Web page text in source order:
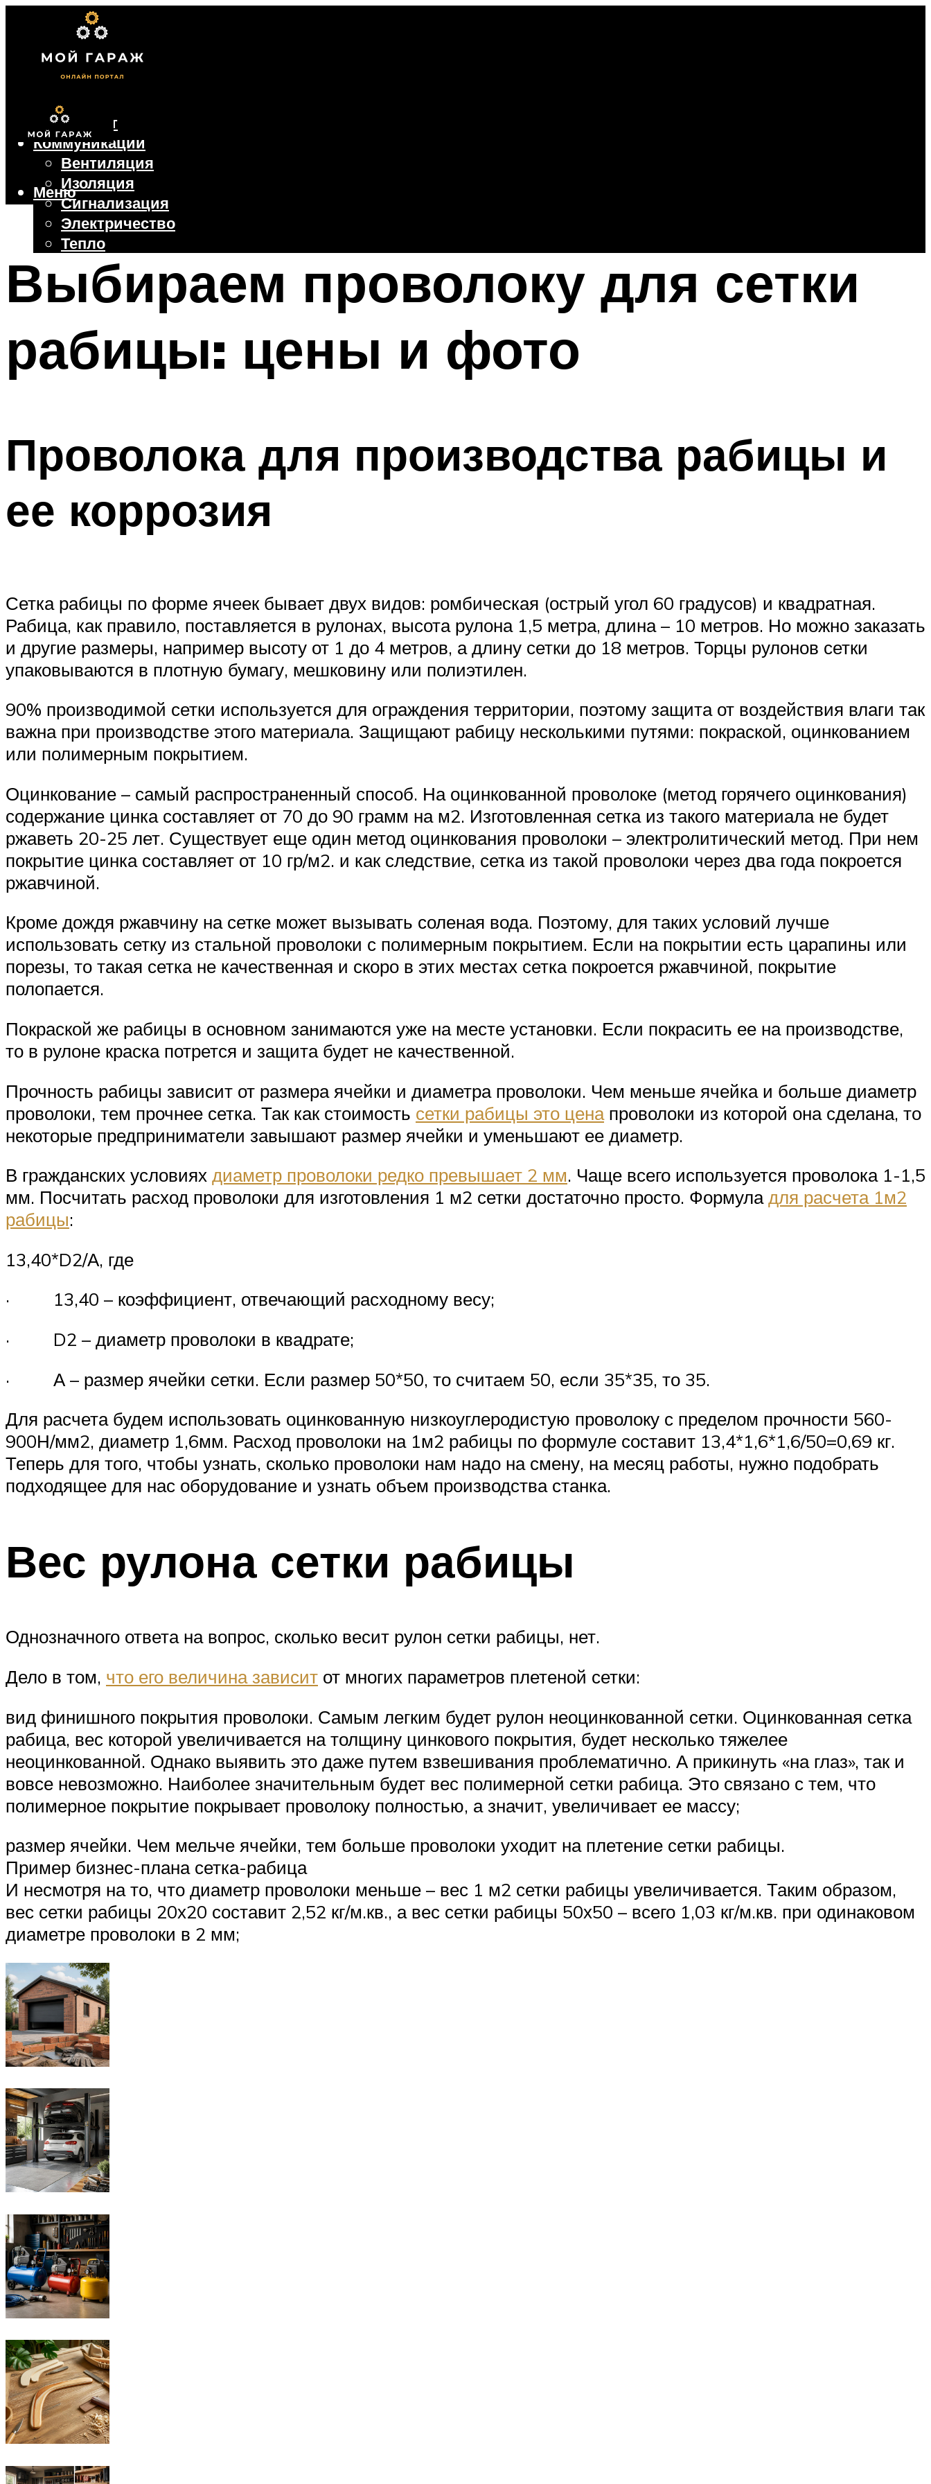
Фундамент
Коммуникации
Вентиляция
Изоляция
Сигнализация
Электричество
Тепло
Крыша
Ворота
Меню
Выбираем проволоку для сетки
рабицы: цены и фото
Проволока для производства рабицы и
ее коррозия
Сетка рабицы по форме ячеек бывает двух видов: ромбическая (острый угол 60 градусов) и квадратная.
Рабица, как правило, поставляется в рулонах, высота рулона 1,5 метра, длина – 10 метров. Но можно заказать
и другие размеры, например высоту от 1 до 4 метров, а длину сетки до 18 метров. Торцы рулонов сетки
упаковываются в плотную бумагу, мешковину или полиэтилен.
90% производимой сетки используется для ограждения территории, поэтому защита от воздействия влаги так
важна при производстве этого материала. Защищают рабицу несколькими путями: покраской, оцинкованием
или полимерным покрытием.
Оцинкование – самый распространенный способ. На оцинкованной проволоке (метод горячего оцинкования)
содержание цинка составляет от 70 до 90 грамм на м2. Изготовленная сетка из такого материала не будет
ржаветь 20-25 лет. Существует еще один метод оцинкования проволоки – электролитический метод. При нем
покрытие цинка составляет от 10 гр/м2. и как следствие, сетка из такой проволоки через два года покроется
ржавчиной.
Кроме дождя ржавчину на сетке может вызывать соленая вода. Поэтому, для таких условий лучше
использовать сетку из стальной проволоки с полимерным покрытием. Если на покрытии есть царапины или
порезы, то такая сетка не качественная и скоро в этих местах сетка покроется ржавчиной, покрытие
полопается.
Покраской же рабицы в основном занимаются уже на месте установки. Если покрасить ее на производстве,
то в рулоне краска потрется и защита будет не качественной.
Прочность рабицы зависит от размера ячейки и диаметра проволоки. Чем меньше ячейка и больше диаметр
проволоки, тем прочнее сетка. Так как стоимость сетки рабицы это ценапроволоки из которой она сделана, то
некоторые предприниматели завышают размер ячейки и уменьшают ее диаметр.
В гражданских условиях диаметр проволоки редко превышает 2 мм. Чаще всего используется проволока 1-1,5
мм. Посчитать расход проволоки для изготовления 1 м2 сетки достаточно просто. Формуладля расчета 1м2
рабицы:
13,40*D2/А, где
· 13,40 – коэффициент, отвечающий расходному весу;
· D2 – диаметр проволоки в квадрате;
· А – размер ячейки сетки. Если размер 50*50, то считаем 50, если 35*35, то 35.
Для расчета будем использовать оцинкованную низкоуглеродистую проволоку с пределом прочности 560-
900Н/мм2, диаметр 1,6мм. Расход проволоки на 1м2 рабицы по формуле составит 13,4*1,6*1,6/50=0,69 кг.
Теперь для того, чтобы узнать, сколько проволоки нам надо на смену, на месяц работы, нужно подобрать
подходящее для нас оборудование и узнать объем производства станка.
Вес рулона сетки рабицы
Однозначного ответа на вопрос, сколько весит рулон сетки рабицы, нет.
Дело в том, что его величина зависит от многих параметров плетеной сетки:
вид финишного покрытия проволоки. Самым легким будет рулон неоцинкованной сетки. Оцинкованная сетка
рабица, вес которой увеличивается на толщину цинкового покрытия, будет несколько тяжелее
неоцинкованной. Однако выявить это даже путем взвешивания проблематично. А прикинуть «на глаз», так и
вовсе невозможно. Наиболее значительным будет вес полимерной сетки рабица. Это связано с тем, что
полимерное покрытие покрывает проволоку полностью, а значит, увеличивает ее массу;
размер ячейки. Чем мельче ячейки, тем больше проволоки уходит на плетение сетки рабицы.
Пример бизнес-плана сетка-рабица
И несмотря на то, что диаметр проволоки меньше – вес 1 м2 сетки рабицы увеличивается. Таким образом,
вес сетки рабицы 20х20 составит 2,52 кг/м.кв., а вес сетки рабицы 50х50 – всего 1,03 кг/м.кв. при одинаковом
диаметре проволоки в 2 мм;